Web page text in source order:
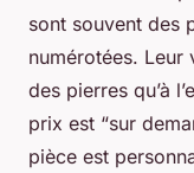
sont souvent des
numérotées. Leur
des pierres qu’à
prix est “sur
pièce est